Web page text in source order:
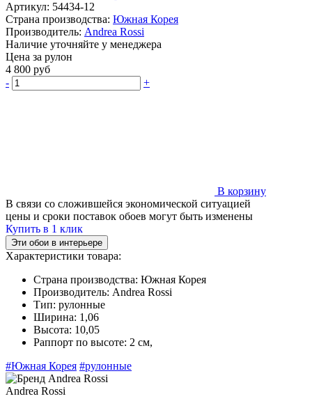
Артикул: 54434-12
Страна производства: Южная Корея
Производитель: Andrea Rossi
Наличие уточняйте у менеджера
Цена за рулон
4 800 руб
-
+
В корзину
В связи со сложившейся экономической ситуацией
цены и сроки поставок обоев могут быть изменены
Купить в 1 клик
Эти обои в интерьере
Характеристики товара:
Страна производства: Южная Корея
Производитель: Andrea Rossi
Тип: рулонные
Ширина: 1,06
Высота: 10,05
Раппорт по высоте: 2 cм,
#Южная Корея #рулонные
Andrea Rossi